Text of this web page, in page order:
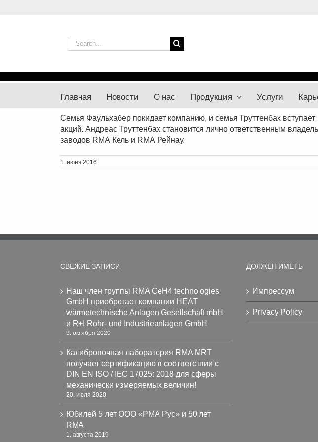
to
Search
for:
Главная Новости О нас Продукция Услуги
Семья Фаульхабер покидает компанию, и семья Труттенбах
акций. Андреас Труттенбах становится лично ответственным
заводов RМА Кель и RМА Рейнау.
1. июня 2016
СВЕЖИЕ ЗАПИСИ
Наш член группы RMA CeH4 technologies
GmbH приобретает компании HEAT
wärmetechnische Anlagen Gesellschaft mbH
и R+I Rohr- und Industrieanlagen GmbH
9. октября 2020
Калибровочная лаборатория RMA MRT
получает сертификацию в соответствии с
DIN EN ISO / IEC 17025: 2018 для сферы
механически измеряемых величин!
20. июля 2020
Юбилей 5 лет ООО «РМА Рус» и 50 лет
RMA
1. августа 2019
ДОЛЖЕН ИМЕТЬ
Импрессум
Privacy Policy